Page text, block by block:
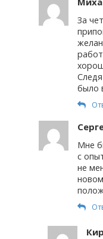
За
было
Мне
с
не